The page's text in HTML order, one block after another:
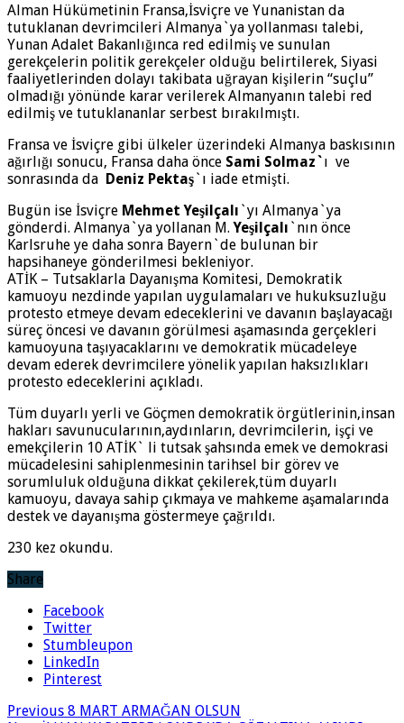
Alman Hükümetinin Fransa,İsviçre ve Yunanistan da
tutuklanan devrimcileri Almanya`ya yollanması talebi,
Yunan Adalet Bakanlığınca red edilmiş ve sunulan
gerekçelerin politik gerekçeler olduğu belirtilerek, Siyasi
faaliyetlerinden dolayı takibata uğrayan kişilerin “suçlu”
olmadığı yönünde karar verilerek Almanyanın talebi red
edilmiş ve tutuklananlar serbest bırakılmıştı.
Fransa ve İsviçre gibi ülkeler üzerindeki Almanya baskısının
ağırlığı sonucu, Fransa daha önce Sami Solmaz`ı ve
sonrasında da Deniz Pektaş`ı iade etmişti.
Bugün ise İsviçre Mehmet Yeşilçalı `yı Almanya`ya
gönderdi. Almanya`ya yollanan M.Yeşilçalı `nın önce
Karlsruhe ye daha sonra Bayern`de bulunan bir
hapsihaneye gönderilmesi bekleniyor.
ATİK – Tutsaklarla Dayanışma Komitesi, Demokratik
kamuoyu nezdinde yapılan uygulamaları ve hukuksuzluğu
protesto etmeye devam edeceklerini ve davanın başlayacağı
süreç öncesi ve davanın görülmesi aşamasında gerçekleri
kamuoyuna taşıyacaklarını ve demokratik mücadeleye
devam ederek devrimcilere yönelik yapılan haksızlıkları
protesto edeceklerini açıkladı.
Tüm duyarlı yerli ve Göçmen demokratik örgütlerinin,insan
hakları savunucularının,aydınların, devrimcilerin, işçi ve
emekçilerin 10 ATİK` li tutsak şahsında emek ve demokrasi
mücadelesini sahiplenmesinin tarihsel bir görev ve
sorumluluk olduğuna dikkat çekilerek,tüm duyarlı
kamuoyu, davaya sahip çıkmaya ve mahkeme aşamalarında
destek ve dayanışma göstermeye çağrıldı.
230 kez okundu.
Share
Facebook
Twitter
Stumbleupon
LinkedIn
Pinterest
Previous 8 MART ARMAĞAN OLSUN